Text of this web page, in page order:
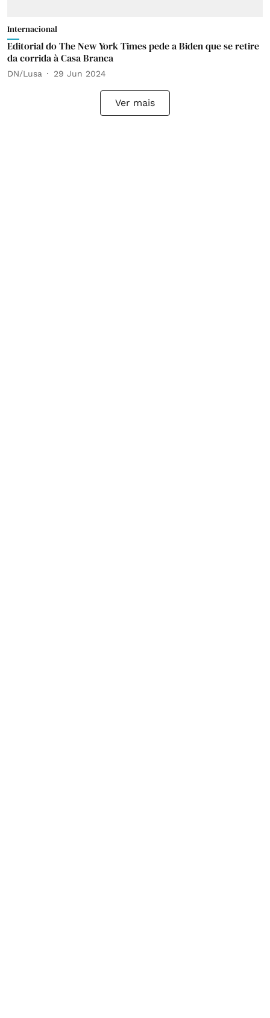
Internacional
Editorial do The New York Times pede a Biden que se retire
da corrida à Casa Branca
DN/Lusa 29 Jun 2024
Ver mais